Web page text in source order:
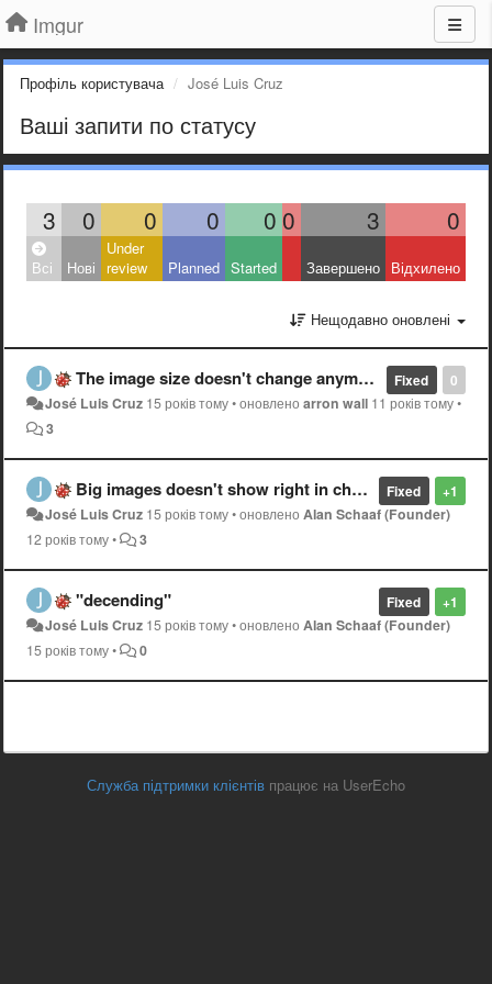
Imgur
Профіль користувача José Luis Cruz
Ваші запити по статусу
3 0 0 0 0 0 3 0
Всі Нові
Under
review
Planned Started Завершено Відхилено
Нещодавно оновлені
0
Fixed
The image size doesn't change anymore depending on the size chosen.
José Luis Cruz 15 років тому•оновленоarron wall 11 років тому•
3
+1
Fixed
Big images doesn't show right in chrome when zooming
José Luis Cruz 15 років тому•оновленоAlan Schaaf (Founder)
12 років тому• 3
+1
Fixed
"decending"
José Luis Cruz 15 років тому•оновленоAlan Schaaf (Founder)
15 років тому• 0
Служба підтримки клієнтів працює на UserEcho